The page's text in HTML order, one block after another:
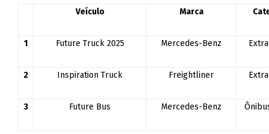
Veículo Marca
1 Future Truck 2025 Mercedes-Benz
2 Inspiration Truck Freightliner
3 Future Bus Mercedes-Benz